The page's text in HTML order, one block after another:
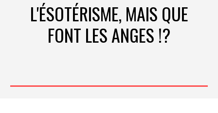
L'ÉSOTÉRISME, MAIS QUE
FONT LES ANGES !?